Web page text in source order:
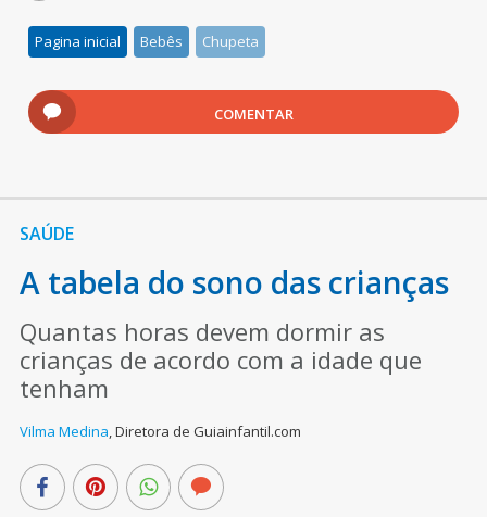
Pagina inicial Bebês Chupeta
COMENTAR
SAÚDE
A tabela do sono das crianças
Quantas horas devem dormir as
crianças de acordo com a idade que
tenham
Vilma Medina,Diretora de Guiainfantil.com